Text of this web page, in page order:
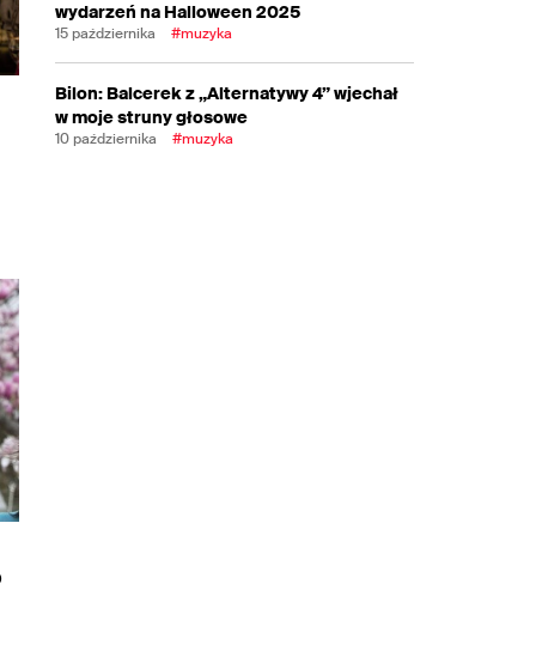
wydarzeń na Halloween 2025
15 października #muzyka
Bilon: Balcerek z „Alternatywy 4” wjechał
w moje struny głosowe
10 października #muzyka